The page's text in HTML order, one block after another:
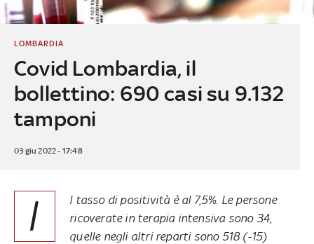
Covid Lombardia, il
bollettino: 690 casi su 9.132
tamponi
LOMBARDIA
03 giu 2022 - 17:48
I
l tasso di positività è al 7,5%. Le persone
ricoverate in terapia intensiva sono 34,
quelle negli altri reparti sono 518 (-15)